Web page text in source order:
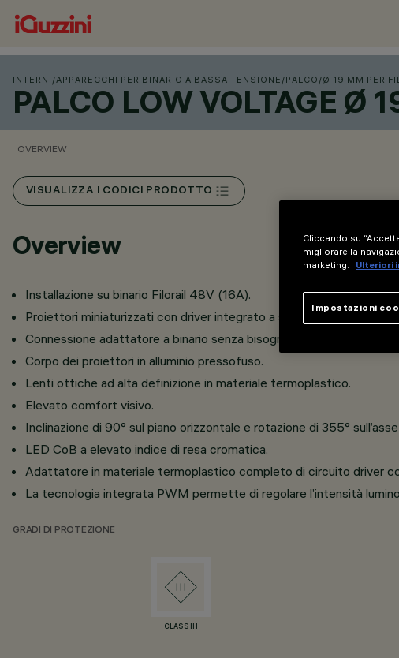
INTERNI /APPARECCHI PER BINARIO A BASSA TENSIONE /PALCO /Ø 19 MM PER
PALCO LOW VOLTAGE Ø
OVERVIEW
VISUALIZZA I CODICI PRODOTTO
Overview
Installazione su binario Filorail 48V (16A).
Proiettori miniaturizzati con driver integrato a scomparsa
Connessione adattatore a binario senza bisogno di utensili.
Corpo dei proiettori in alluminio pressofuso.
Lenti ottiche ad alta definizione in materiale termoplastico.
Elevato comfort visivo.
Inclinazione di 90° sul piano orizzontale e rotazione di 355°
LED CoB a elevato indice di resa cromatica.
Adattatore in materiale termoplastico completo di circuito driver
La tecnologia integrata PWM permette di regolare l’intensità
GRADI DI PROTEZIONE
CLASS III
Cliccando su
migliorare la
marketing.
Ulteriori
Impostazioni